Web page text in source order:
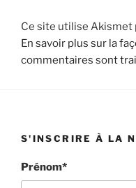
Ce site utilise Akismet
En savoir plus sur la
commentaires sont
S'INSCRIRE À LA
Prénom*